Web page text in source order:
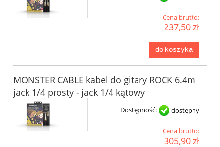
Cena brutto:
237,50 zł
do koszyka
MONSTER CABLE kabel do gitary ROCK 6.4m
jack 1/4 prosty - jack 1/4 kątowy
Dostępność: dostępny
Cena brutto:
305,90 zł